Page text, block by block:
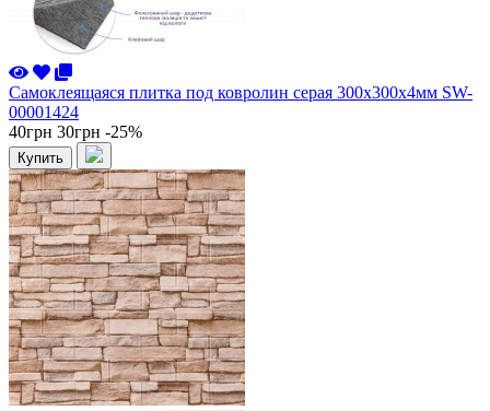
Самоклеящаяся плитка под ковролин серая 300х300х4мм SW-
00001424
40грн 30грн -25%
Купить